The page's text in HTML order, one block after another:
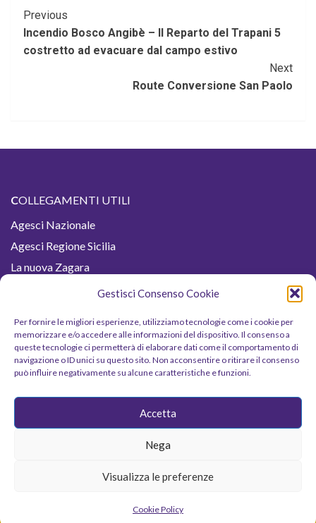
Gestisci Consenso Cookie
Per fornire le migliori esperienze, utilizziamo tecnologie come i cookie per
memorizzare e/o accedere alle informazioni del dispositivo. Il consenso a
queste tecnologie ci permetterà di elaborare dati come il comportamento di
navigazione o ID unici su questo sito. Non acconsentire o ritirare il consenso
può influire negativamente su alcune caratteristiche e funzioni.
Accetta
Nega
Visualizza le preferenze
Cookie Policy
Continue
Reading
Previous
Incendio Bosco Angibè – Il Reparto del Trapani 5
costretto ad evacuare dal campo estivo
Next
Route Conversione San Paolo
COLLEGAMENTI UTILI
Agesci Nazionale
Agesci Regione Sicilia
La nuova Zagara
Fiordaliso
Sicilia Scout
Jamboree
Termini e condizioni
Cookie Policy (UE)
2023 Agesci © Zona dei Fenici. All rights reserved.
CoverNews by AF themes.